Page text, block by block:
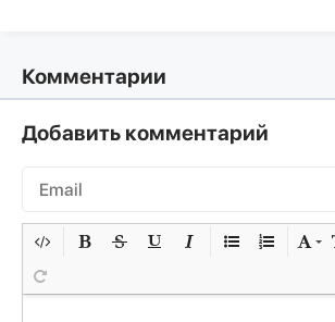
Комментарии
Добавить комментарий